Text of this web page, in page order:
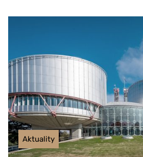
Aktuality